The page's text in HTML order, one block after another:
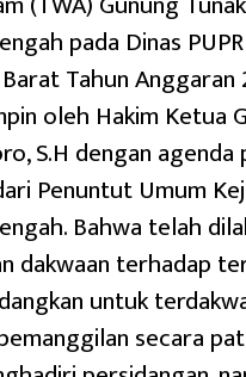
pada Dinas
Tahun Anggaran
oleh Hakim Ketua
S.H dengan agenda
Penuntut Umum
Bahwa telah
dakwaan terhadap
untuk
secara